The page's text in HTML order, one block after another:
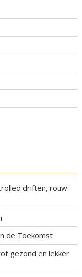
driften, rouw
de Toekomst
gezond en lekker